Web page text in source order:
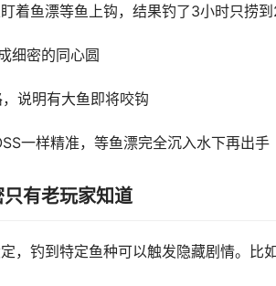
着鱼漂等鱼上钩，结果钓了3小时只捞
细密的同心圆
说明有大鱼即将咬钩
一样精准，等鱼漂完全沉入水下再出手
有老玩家知道
，钓到特定鱼种可以触发隐藏剧情。比如